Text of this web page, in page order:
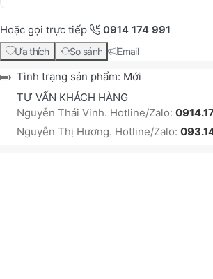
Hoặc gọi trực tiếp 0914 174 991
Ưa thích So sánh Email
Tình trạng sản phẩm: Mới
TƯ VẤN KHÁCH HÀNG
Nguyễn Thái Vinh. Hotline/Zalo:
Nguyễn Thị Hương. Hotline/Zalo: